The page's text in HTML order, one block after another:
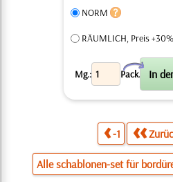
NORM
RÄUMLICH, Preis +30%
Mg.: Pack.
X
-1
Alle schablonen-set für